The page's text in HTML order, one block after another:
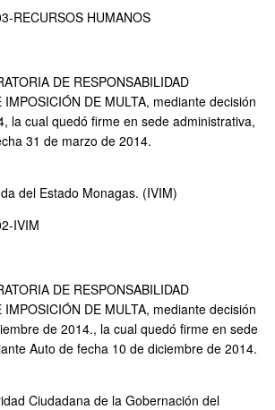
RECURSOS HUMANOS
DE RESPONSABILIDAD
IMPOSICIÓN DE MULTA, mediante decisión
la cual quedó firme en sede administrativa,
31 de marzo de 2014.
del Estado Monagas. (IVIM)
IVIM
DE RESPONSABILIDAD
IMPOSICIÓN DE MULTA, mediante decisión
de 2014., la cual quedó firme en sede
Auto de fecha 10 de diciembre de 2014.
Ciudadana de la Gobernación del